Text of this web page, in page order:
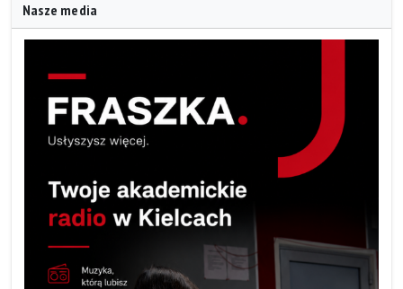
Nasze media